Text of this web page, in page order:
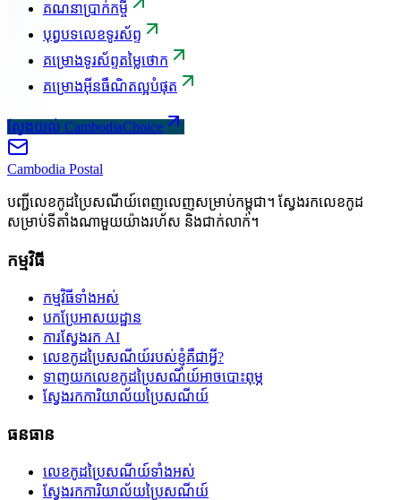
គណនាប្រាក់កម្ចី
បុព្វបទលេខទូរស័ព្ទ
គម្រោងទូរស័ព្ទតម្លៃថោក
គម្រោងអ៊ីនធឺណិតល្អបំផុត
ស្វែងយល់ CambodiaChoice
Cambodia Postal
បញ្ជីលេខកូដប្រៃសណីយ៍ពេញលេញសម្រាប់កម្ពុជា។ ស្វែងរកលេខកូដ
សម្រាប់ទីតាំងណាមួយយ៉ាងរហ័ស និងជាក់លាក់។
កម្មវិធី
កម្មវិធីទាំងអស់
បកប្រែអាសយដ្ឋាន
ការស្វែងរក AI
លេខកូដប្រៃសណីយ៍របស់ខ្ញុំគឺជាអ្វី?
ទាញយកលេខកូដប្រៃសណីយ៍អាចបោះពុម្ភ
ស្វែងរកការិយាល័យប្រៃសណីយ៍
ធនធាន
លេខកូដប្រៃសណីយ៍ទាំងអស់
ស្វែងរកការិយាល័យប្រៃសណីយ៍